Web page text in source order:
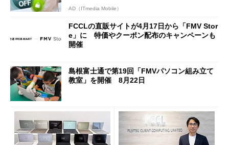
AD（ITmedia Mobile）
FCCLの直販サイトが4月17日から「FMV Stor
e」に 特価やクーポン配布のキャンペーンも
開催
島根富士通で第19回「FMVパソコン組み立て
教室」を開催 8月22日